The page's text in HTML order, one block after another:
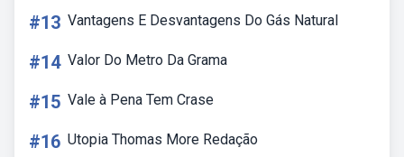
#13 Vantagens E Desvantagens Do Gás Natural
#14 Valor Do Metro Da Grama
#15 Vale à Pena Tem Crase
#16 Utopia Thomas More Redação